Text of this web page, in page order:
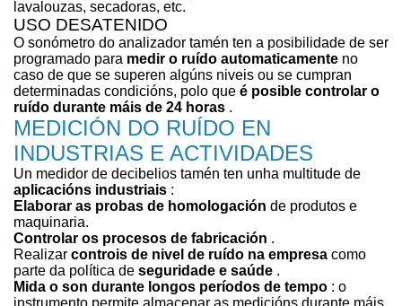
lavalouzas, secadoras, etc.
USO DESATENIDO
O sonómetro do analizador tamén ten a posibilidade de ser
programado para medir o ruído automaticamente no
caso de que se superen algúns niveis ou se cumpran
determinadas condicións, polo que é posible controlar o
ruído durante máis de 24 horas .
MEDICIÓN DO RUÍDO EN
INDUSTRIAS E ACTIVIDADES
Un medidor de decibelios tamén ten unha multitude de
aplicacións industriais :
Elaborar as probas de homologación de produtos e
maquinaria.
Controlar os procesos de fabricación .
Realizar controis de nivel de ruído na empresa como
parte da política de seguridade e saúde .
Mida o son durante longos períodos de tempo : o
instrumento permite almacenar as medicións durante máis